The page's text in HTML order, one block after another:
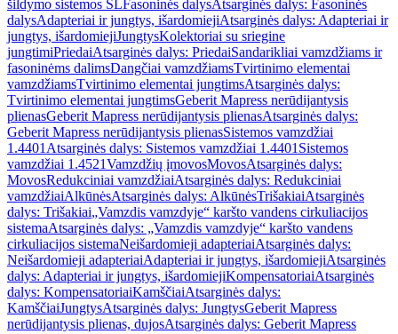
šildymo sistemos SLFasoninės dalysAtsarginės dalys: Fasoninės
dalysAdapteriai ir jungtys, išardomiejiAtsarginės dalys: Adapteriai ir
jungtys, išardomiejiJungtysKolektoriai su sriegine
jungtimiPriedaiAtsarginės dalys: PriedaiSandarikliai vamzdžiams ir
fasoninėms dalimsDangčiai vamzdžiamsTvirtinimo elementai
vamzdžiamsTvirtinimo elementai jungtimsAtsarginės dalys:
Tvirtinimo elementai jungtimsGeberit Mapress nerūdijantysis
plienasGeberit Mapress nerūdijantysis plienasAtsarginės dalys:
Geberit Mapress nerūdijantysis plienasSistemos vamzdžiai
1.4401 Atsarginės dalys: Sistemos vamzdžiai 1.4401 Sistemos
vamzdžiai 1.4521Vamzdžių įmovosMovosAtsarginės dalys:
MovosRedukciniai vamzdžiaiAtsarginės dalys: Redukciniai
vamzdžiaiAlkūnėsAtsarginės dalys: AlkūnėsTrišakiaiAtsarginės
dalys: Trišakiai„Vamzdis vamzdyje“ karšto vandens cirkuliacijos
sistemaAtsarginės dalys: „Vamzdis vamzdyje“ karšto vandens
cirkuliacijos sistemaNeišardomieji adapteriaiAtsarginės dalys:
Neišardomieji adapteriaiAdapteriai ir jungtys, išardomiejiAtsarginės
dalys: Adapteriai ir jungtys, išardomiejiKompensatoriaiAtsarginės
dalys: KompensatoriaiKamščiaiAtsarginės dalys:
KamščiaiJungtysAtsarginės dalys: JungtysGeberit Mapress
nerūdijantysis plienas, dujosAtsarginės dalys: Geberit Mapress